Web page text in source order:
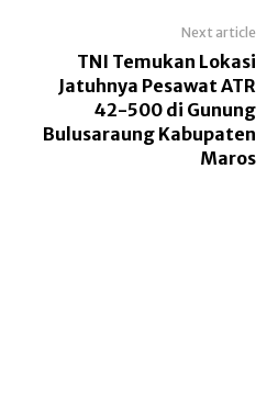
Next article
TNI Temukan Lokasi
Jatuhnya Pesawat ATR
42-500 di Gunung
Bulusaraung Kabupaten
Maros